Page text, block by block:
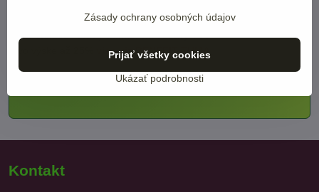
Od 1.6.2024 zľavy takmer na všetky ???
viac viz BENEFIT TUMA
Kontakt
Zásady ochrany osobných údajov
Ukázať podrobnosti
Prijať všetky cookies